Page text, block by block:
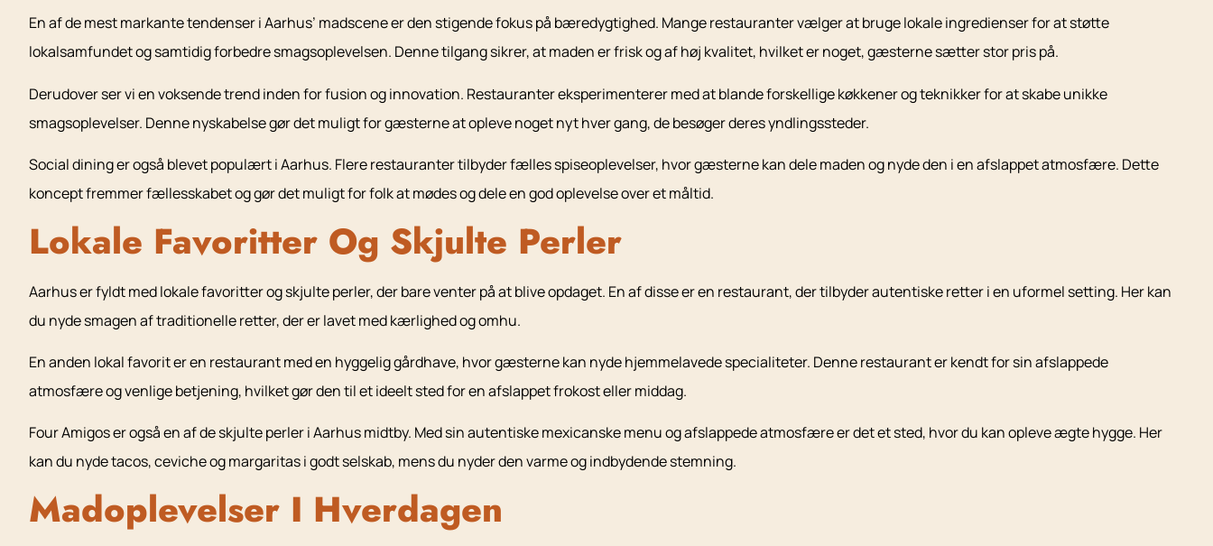
En af de mest markante tendenser i Aarhus’ madscene er den stigende fokus på bæredygtighed. Mange restauranter vælger at bruge lokale ingredienser for at støtte
lokalsamfundet og samtidig forbedre smagsoplevelsen. Denne tilgang sikrer, at maden er frisk og af høj kvalitet, hvilket er noget, gæsterne sætter stor pris på.
Derudover ser vi en voksende trend inden for fusion og innovation. Restauranter eksperimenterer med at blande forskellige køkkener og teknikker for at skabe unikke
smagsoplevelser. Denne nyskabelse gør det muligt for gæsterne at opleve noget nyt hver gang, de besøger deres yndlingssteder.
Social dining er også blevet populært i Aarhus. Flere restauranter tilbyder fælles spiseoplevelser, hvor gæsterne kan dele maden og nyde den i en afslappet atmosfære. Dette
koncept fremmer fællesskabet og gør det muligt for folk at mødes og dele en god oplevelse over et måltid.
Lokale Favoritter Og Skjulte Perler
Aarhus er fyldt med lokale favoritter og skjulte perler, der bare venter på at blive opdaget. En af disse er en restaurant, der tilbyder autentiske retter i en uformel setting. Her kan
du nyde smagen af traditionelle retter, der er lavet med kærlighed og omhu.
En anden lokal favorit er en restaurant med en hyggelig gårdhave, hvor gæsterne kan nyde hjemmelavede specialiteter. Denne restaurant er kendt for sin afslappede
atmosfære og venlige betjening, hvilket gør den til et ideelt sted for en afslappet frokost eller middag.
Four Amigos er også en af de skjulte perler i Aarhus midtby. Med sin autentiske mexicanske menu og afslappede atmosfære er det et sted, hvor du kan opleve ægte hygge. Her
kan du nyde tacos, ceviche og margaritas i godt selskab, mens du nyder den varme og indbydende stemning.
Madoplevelser I Hverdagen